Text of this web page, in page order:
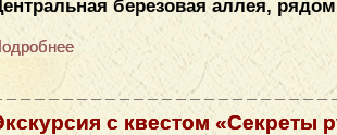
березовая аллея,
с квестом «Секреты